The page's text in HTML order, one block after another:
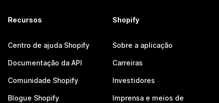
Recursos
Centro de ajuda Shopify
Documentação da API
Comunidade Shopify
Blogue Shopify
Shopify
Sobre a aplicação
Carreiras
Investidores
Imprensa e meios de